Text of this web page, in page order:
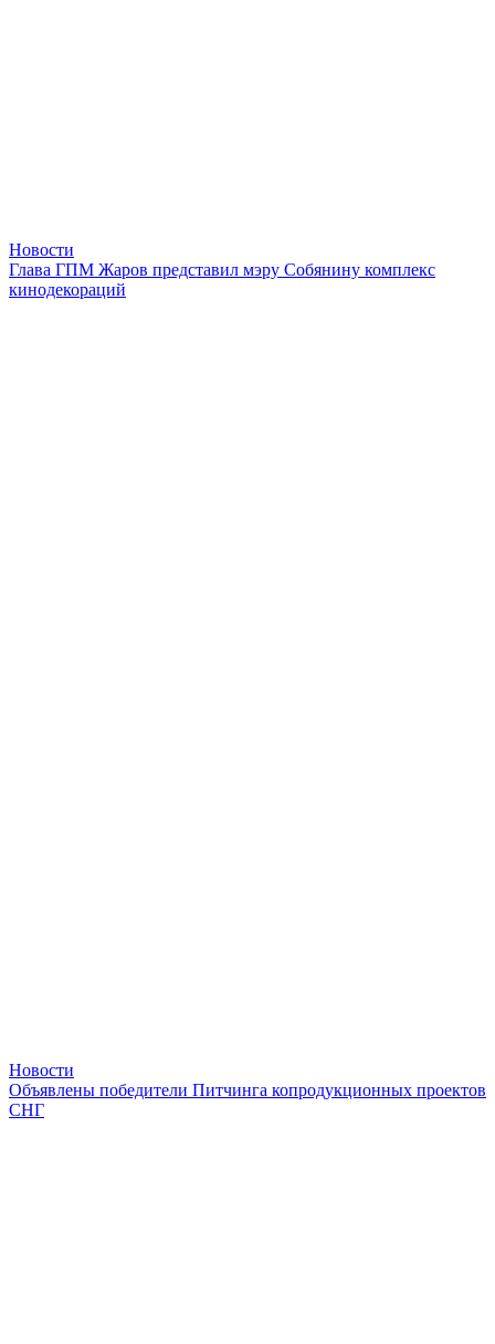
Новости
Глава ГПМ Жаров представил мэру Собянину комплекс
кинодекораций
Новости
Объявлены победители Питчинга копродукционных проектов
СНГ